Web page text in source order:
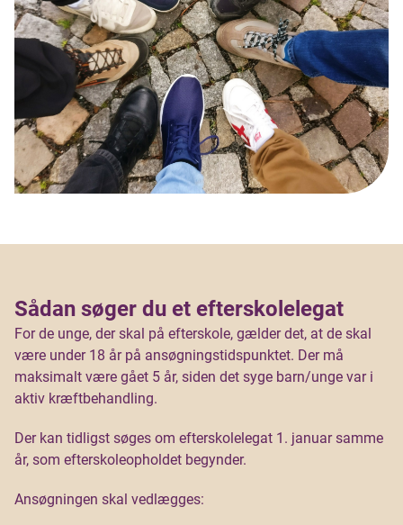
Sådan søger du et efterskolelegat
For de unge, der skal på efterskole, gælder det, at de skal
være under 18 år på ansøgningstidspunktet. Der må
maksimalt være gået 5 år, siden det syge barn/unge var i
aktiv kræftbehandling.
Der kan tidligst søges om efterskolelegat 1. januar samme
år, som efterskoleopholdet begynder.
Ansøgningen skal vedlægges: